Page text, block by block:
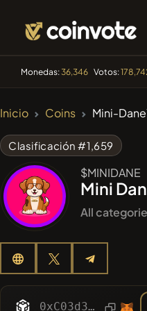
Monedas:36,346 Votos:
Inicio Coins Mini-
Clasificación #1,659
$MINIDANE
Mini
All
0xC03d30fE8115D61044C0313a0A58b614741aE85D